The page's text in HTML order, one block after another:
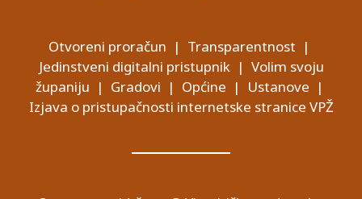
Otvoreni proračun | Transparentnost |
Jedinstveni digitalni pristupnik| Volim svoju
županiju | Gradovi | Općine | Ustanove |
Izjava o pristupačnosti internetske stranice VPŽ